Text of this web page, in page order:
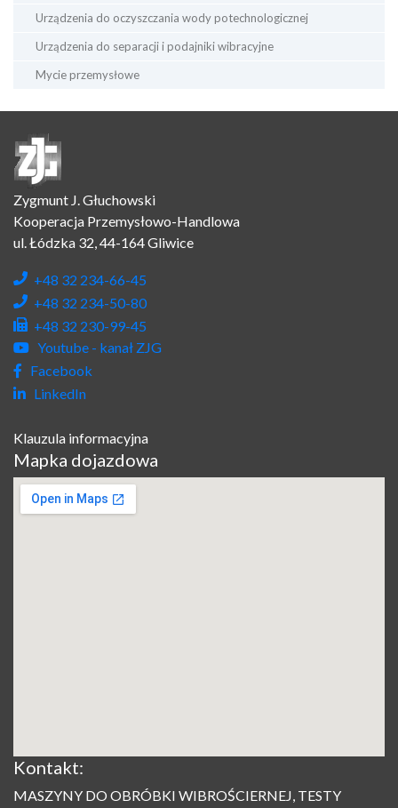
Urządzenia do oczyszczania wody potechnologicznej
Urządzenia do separacji i podajniki wibracyjne
Mycie przemysłowe
Zygmunt J. Głuchowski
Kooperacja Przemysłowo-Handlowa
ul. Łódzka 32, 44-164 Gliwice
+48 32 234-66-45
+48 32 234-50-80
+48 32 230-99-45
Youtube - kanał ZJG
Facebook
LinkedIn
Klauzula informacyjna
Mapka dojazdowa
Kontakt:
MASZYNY DO OBRÓBKI WIBROŚCIERNEJ, TESTY